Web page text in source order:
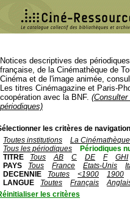
Notices descriptives des
française, de la Cinémathèque de
Cinéma et de l'image animée,
Les titres Cinémagazine et Paris-
coopération avec la BNF.
périodiques)
les critères de
Toutes institutions
La
Tous les périodiques
Périodiques
TITRE
Tous AB C DE F
GHI
PAYS
Tous France Etats-Unis
DECENNIE
Toutes <1900
1900
LANGUE
Toutes Français
les critères